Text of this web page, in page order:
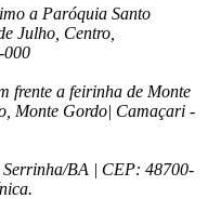
a Paróquia Santo
Julho, Centro,
000
frente a feirinha de Monte
Monte Gordo| Camaçari -
BA | CEP: 48700-